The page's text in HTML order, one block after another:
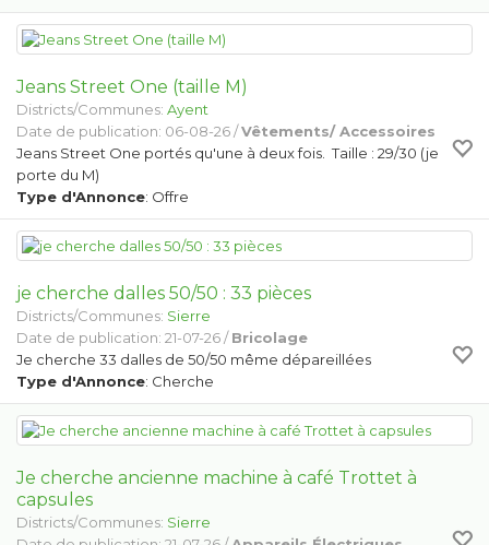
Jeans Street One (taille M)
Districts/Communes: Ayent
Date de publication: 06-08-26 /Vêtements/ Accessoires
Jeans Street One portés qu'une à deux fois. Taille : 29/30 (je
porte du M)
Type d'Annonce: Offre
je cherche dalles 50/50 : 33 pièces
Districts/Communes: Sierre
Date de publication: 21-07-26 /Bricolage
Je cherche 33 dalles de 50/50 même dépareillées
Type d'Annonce: Cherche
Je cherche ancienne machine à café Trottet à
capsules
Districts/Communes: Sierre